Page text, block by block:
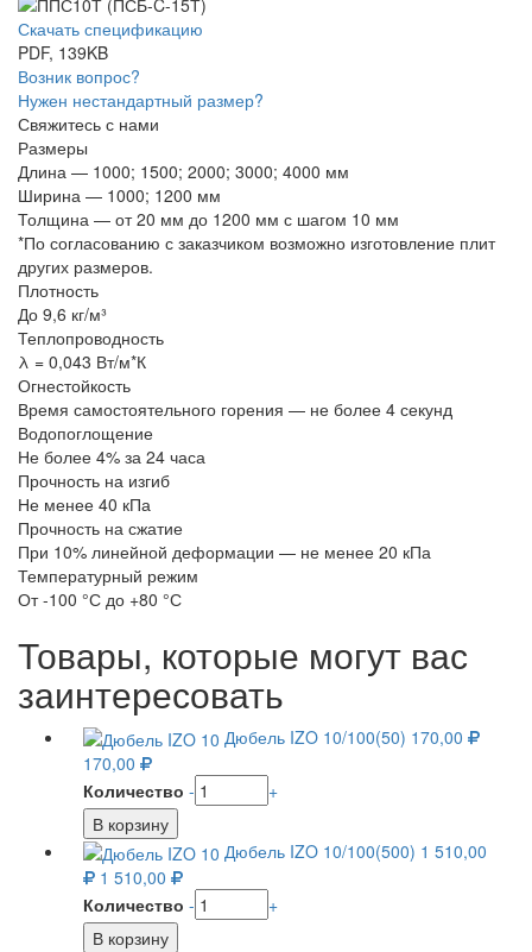
Скачать спецификацию
PDF, 139KB
Возник вопрос?
Нужен нестандартный размер?
Свяжитесь с нами
Размеры
Длина — 1000; 1500; 2000; 3000; 4000 мм
Ширина — 1000; 1200 мм
Толщина — от 20 мм до 1200 мм с шагом 10 мм
*По согласованию с заказчиком возможно изготовление плит
других размеров.
Плотность
До 9,6 кг/м³
Теплопроводность
λ = 0,043 Вт/м*К
Огнестойкость
Время самостоятельного горения — не более 4 секунд
Водопоглощение
Не более 4% за 24 часа
Прочность на изгиб
Не менее 40 кПа
Прочность на сжатие
При 10% линейной деформации — не менее 20 кПа
Температурный режим
От -100 °С до +80 °С
Товары, которые могут вас
заинтересовать
Дюбель IZO 10/100(50) 170,00
170,00
Количество - +
Дюбель IZO 10/100(500) 1 510,00
1 510,00
Количество - +